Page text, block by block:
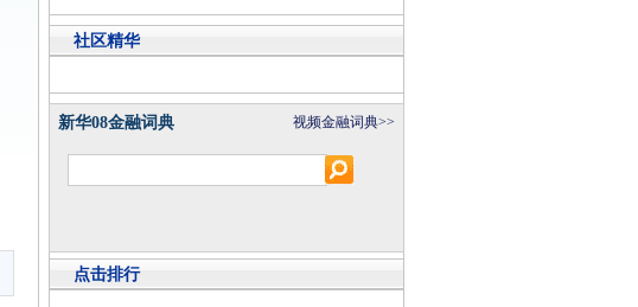
社区精华
新华08金融词典 视频金融词典>>
点击排行